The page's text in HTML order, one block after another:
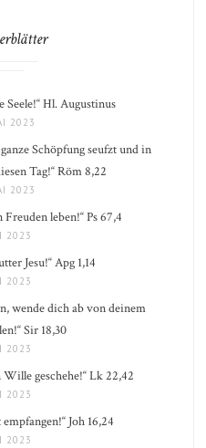
Seele!“ Hl. Augustinus
2023
Schöpfung seufzt und in
Tag!“ Röm 8,22
2023
leben!“ Ps 67,4
2023
Jesu!“ Apg 1,14
2023
wende dich ab von deinem
Sir 18,30
2023
geschehe!“ Lk 22,42
2023
Joh 16,24
2023